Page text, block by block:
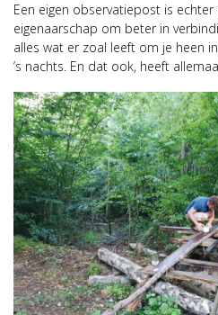
Een eigen observatiepost is
eigenaarschap om beter in
alles wat er zoal leeft om je heen
’s nachts. En dat ook, heeft